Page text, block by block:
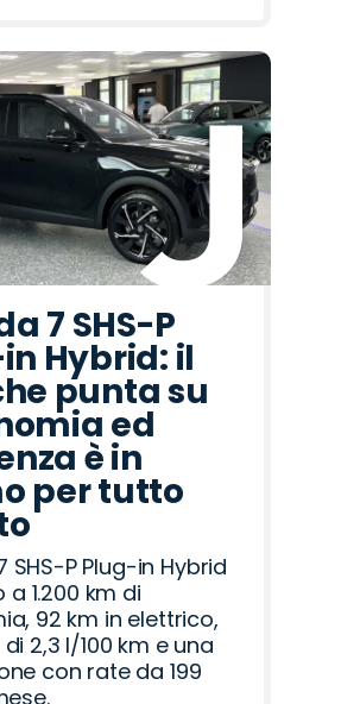
7 SHS-P
Hybrid: il
punta su
ed
è in
per tutto
SHS-P Plug-in Hybrid
1.200 km di
92 km in elettrico,
2,3 l/100 km e una
con rate da 199